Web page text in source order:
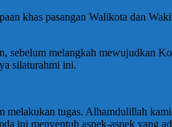
khas pasangan Walikota dan
melangkah mewujudkan
silaturahmi ini.
tugas. Alhamdulillah
ini menyentuh aspek-aspek yang